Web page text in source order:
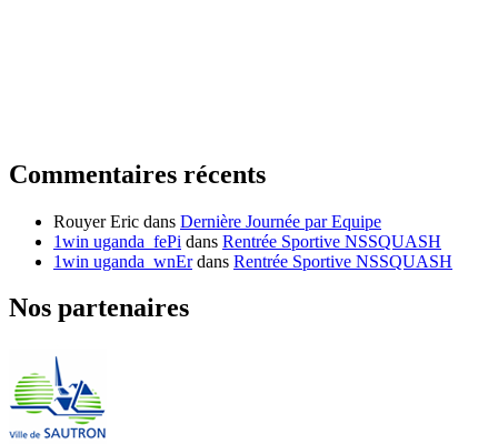
Commentaires récents
Rouyer Eric dans Dernière Journée par Equipe
1win uganda_fePi dans Rentrée Sportive NSSQUASH
1win uganda_wnErdans Rentrée Sportive NSSQUASH
Nos partenaires